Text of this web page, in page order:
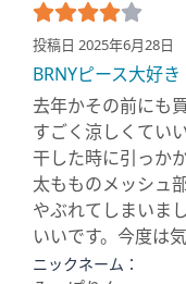
投稿日 2025年6月28日
BRNYピース大好き
去年かその前にも
すごく涼しくてい
干した時に引っか
太もものメッシュ
やぶれてしまいま
いいです。今度は
ニックネーム：